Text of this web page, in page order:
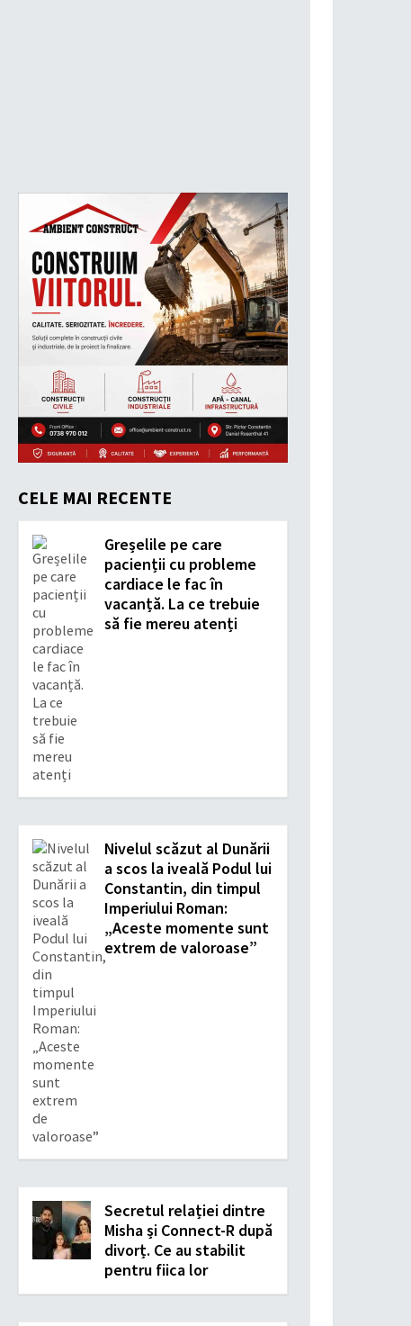
CELE MAI RECENTE
Greșelile pe care
pacienții cu probleme
cardiace le fac în
vacanță. La ce trebuie
să fie mereu atenți
Nivelul scăzut al Dunării
a scos la iveală Podul lui
Constantin, din timpul
Imperiului Roman:
„Aceste momente sunt
extrem de valoroase”
Secretul relației dintre
Misha și Connect-R după
divorț. Ce au stabilit
pentru fiica lor